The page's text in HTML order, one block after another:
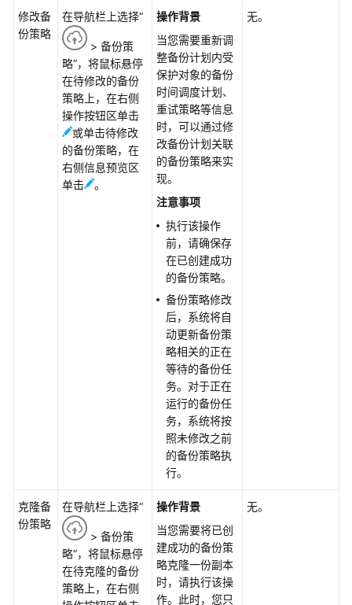
备
份
备
份
修改备
份策略
在导航栏上选择“
> 备份策
略”，将鼠标悬停
在待修改的备份
策略上，在右侧
操作按钮区单击
或单击待修改
的备份策略，在
右侧信息预览区
单击
。
操作背景
当您需要重新调
整备份计划内受
保护对象的备份
时间调度计划、
重试策略等信息
时，可以通过修
改备份计划关联
的备份策略来实
现。
注意事项
执行该操作
前，请确保存
在已创建成功
的备份策略。
备份策略修改
后，系统将自
动更新备份策
略相关的正在
等待的备份任
务。对于正在
运行的备份任
务，系统将按
照未修改之前
的备份策略执
行。
无。
克隆备
份策略
在导航栏上选择“
> 备份策
略”，将鼠标悬停
在待克隆的备份
策略上，在右侧
操作背景
当您需要将已创
建成功的备份策
略克隆一份副本
时，请执行该操
作。此时，您只
无。